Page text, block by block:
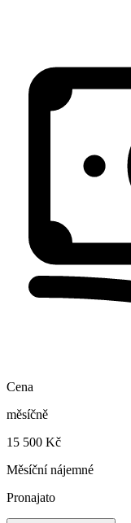
Cena
měsíčně
15 500 Kč
Měsíční nájemné
Pronajato